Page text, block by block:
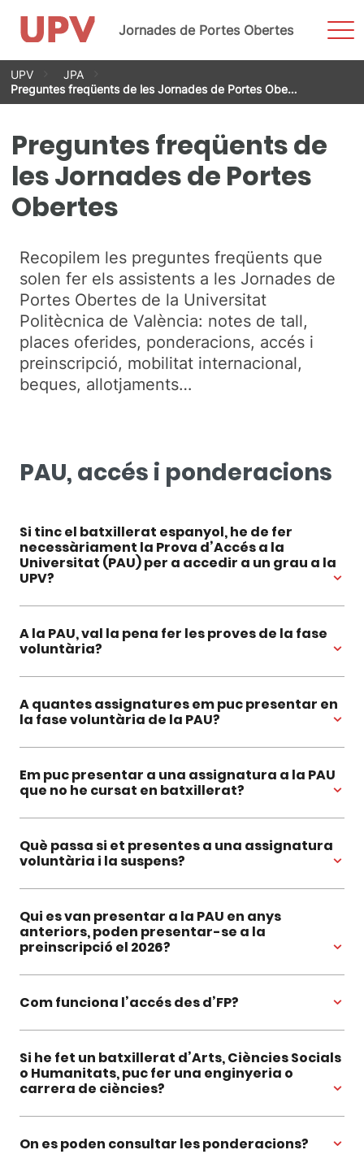
Vés
contingut
Jornades de Portes Obertes
UPV
JPA
Preguntes freqüents de les Jornades de Portes Obe…
Preguntes freqüents de
les Jornades de Portes
Obertes
Recopilem les preguntes freqüents que
solen fer els assistents a les Jornades de
Portes Obertes de la Universitat
Politècnica de València: notes de tall,
places oferides, ponderacions, accés i
preinscripció, mobilitat internacional,
beques, allotjaments…
PAU, accés i ponderacions
Si tinc el batxillerat espanyol, he de fer
necessàriament la Prova d’Accés a la
Universitat (PAU) per a accedir a un grau a la
UPV?
A la PAU, val la pena fer les proves de la fase
voluntària?
A quantes assignatures em puc presentar en
la fase voluntària de la PAU?
Em puc presentar a una assignatura a la PAU
que no he cursat en batxillerat?
Què passa si et presentes a una assignatura
voluntària i la suspens?
Qui es van presentar a la PAU en anys
anteriors, poden presentar-se a la
preinscripció el 2026?
Com funciona l’accés des d’FP?
Si he fet un batxillerat d’Arts, Ciències Socials
o Humanitats, puc fer una enginyeria o
carrera de ciències?
On es poden consultar les ponderacions?